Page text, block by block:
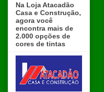
Na Loja Atacadão
Casa e Construção,
agora você
encontra mais de
2.000 opções de
cores de tintas